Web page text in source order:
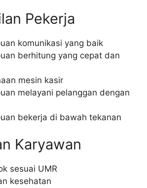
Pekerja
komunikasi yang baik
berhitung yang cepat dan
mesin kasir
melayani pelanggan dengan
bekerja di bawah tekanan
Karyawan
sesuai UMR
kesehatan